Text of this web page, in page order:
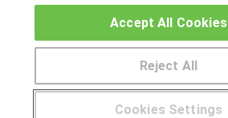
Locos por las becas
Publicar cursos
Cookies Settings
Reject All
Accept All Cookies